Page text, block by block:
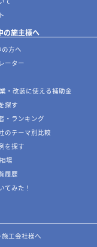
の施主様へ
方へ
ーター
・改装に使える補助金
探す
・ランキング
のテーマ別比較
を探す
場
履歴
てみた！
工会社様へ